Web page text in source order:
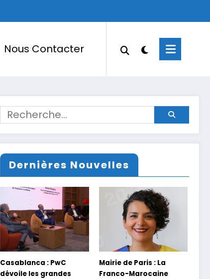
Nous Contacter
Dernières Nouvelles
Casablanca : PwC
dévoile les grandes
Mairie de Paris : La
Franco-Marocaine